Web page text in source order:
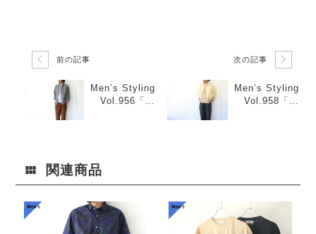
前の記事
Men’s Styling
Vol.956「長
次の記事
Men’s Styling
Vol.958「イ
関連商品